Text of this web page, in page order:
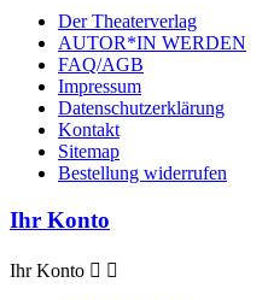
Der Theaterverlag
AUTOR*IN WERDEN
FAQ/AGB
Impressum
Datenschutzerklärung
Kontakt
Sitemap
Bestellung widerrufen
Ihr Konto
Ihr Konto  